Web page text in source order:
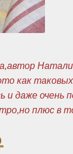
как
и даже очень
плюс в